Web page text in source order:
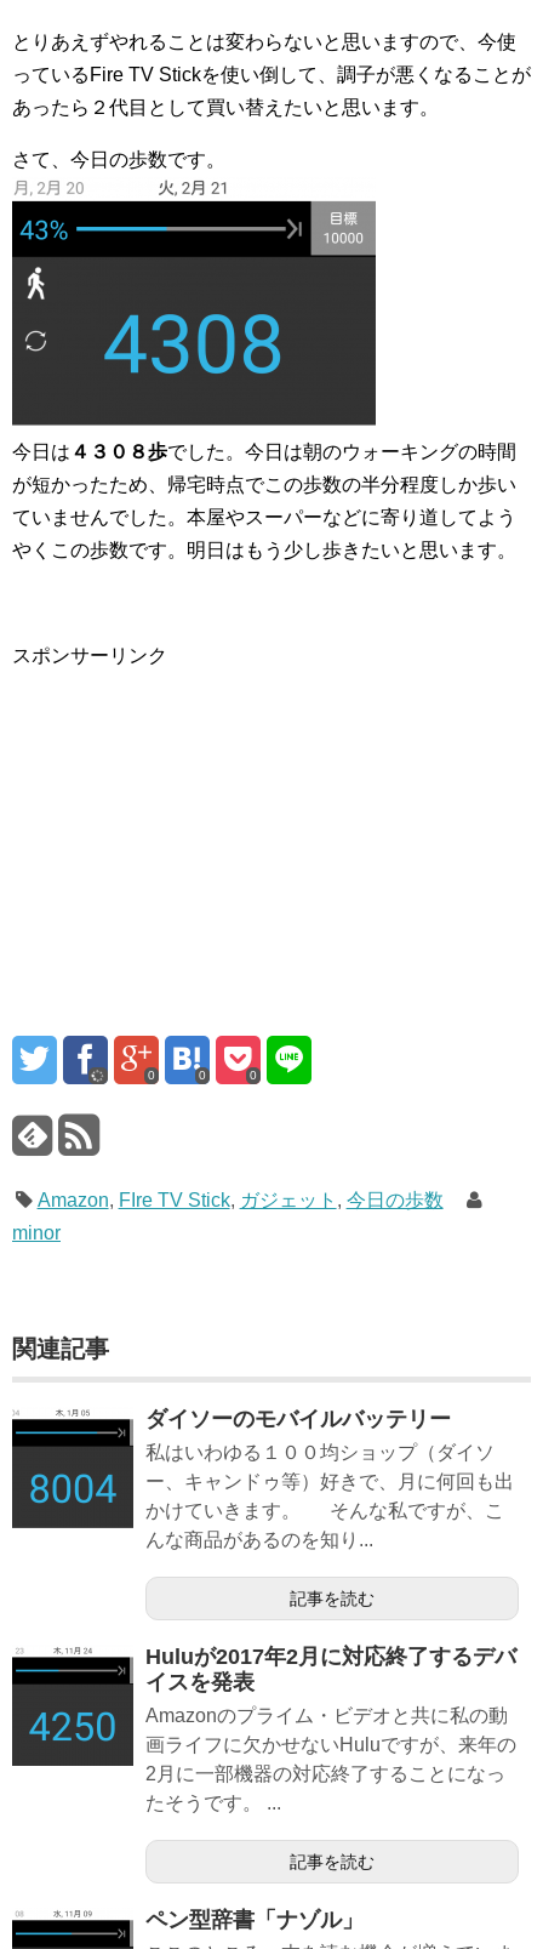
とりあえずやれることは変わらないと思いますので、今使
っているFire TV Stickを使い倒して、調子が悪くなることが
あったら２代目として買い替えたいと思います。
さて、今日の歩数です。
今日は ４３０８歩でした。今日は朝のウォーキングの時間
が短かったため、帰宅時点でこの歩数の半分程度しか歩い
ていませんでした。本屋やスーパーなどに寄り道してよう
やくこの歩数です。明日はもう少し歩きたいと思います。
スポンサーリンク
0 0 0
Amazon, FIre TV Stick, ガジェット , 今日の歩数
minor
関連記事
ダイソーのモバイルバッテリー
私はいわゆる１００均ショップ（ダイソ
ー、キャンドゥ等）好きで、月に何回も出
かけていきます。 そんな私ですが、こ
んな商品があるのを知り...
記事を読む
Huluが2017年2月に対応終了するデバ
イスを発表
Amazonのプライム・ビデオと共に私の動
画ライフに欠かせないHuluですが、来年の
2月に一部機器の対応終了することになっ
たそうです。 ...
記事を読む
ペン型辞書「ナゾル」